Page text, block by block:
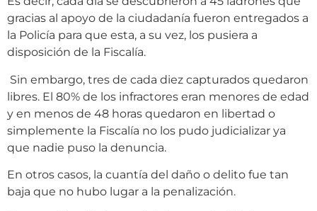
gracias al apoyo de la ciudadanía fueron entregados a
la Policía para que esta, a su vez, los pusiera a
disposición de la Fiscalía.
Sin embargo, tres de cada diez capturados quedaron
libres. El 80% de los infractores eran menores de edad
y en menos de 48 horas quedaron en libertad o
simplemente la Fiscalía no los pudo judicializar ya
que nadie puso la denuncia.
En otros casos, la cuantía del daño o delito fue tan
baja que no hubo lugar a la penalización.